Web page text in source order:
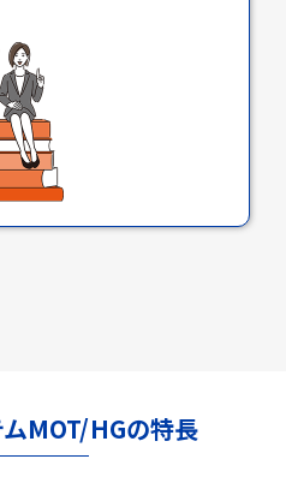
MOT/HGの特長